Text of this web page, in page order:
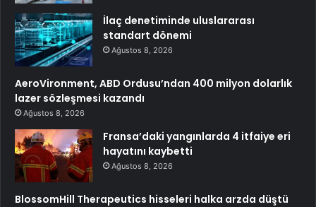
İlaç denetiminde uluslararası
standart dönemi
Ağustos 8, 2026
AeroVironment, ABD Ordusu’ndan 400 milyon dolarlık
lazer sözleşmesi kazandı
Ağustos 8, 2026
Fransa’daki yangınlarda 4 itfaiye eri
hayatını kaybetti
Ağustos 8, 2026
BlossomHill Therapeutics hisseleri halka arzda düştü